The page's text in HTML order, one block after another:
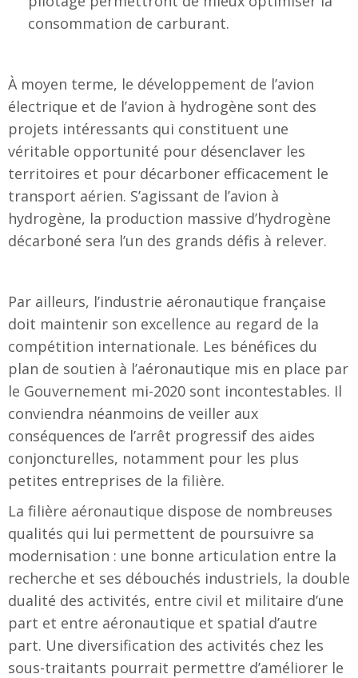
consommation de carburant.
À moyen terme, le développement de l’avion
électrique et de l’avion à hydrogène sont des
projets intéressants qui constituent une
véritable opportunité pour désenclaver les
territoires et pour décarboner efficacement le
transport aérien. S’agissant de l’avion à
hydrogène, la production massive d’hydrogène
décarboné sera l’un des grands défis à relever.
Par ailleurs, l’industrie aéronautique française
doit maintenir son excellence au regard de la
compétition internationale. Les bénéfices du
plan de soutien à l’aéronautique mis en place par
le Gouvernement mi-2020 sont incontestables. Il
conviendra néanmoins de veiller aux
conséquences de l’arrêt progressif des aides
conjoncturelles, notamment pour les plus
petites entreprises de la filière.
La filière aéronautique dispose de nombreuses
qualités qui lui permettent de poursuivre sa
modernisation : une bonne articulation entre la
recherche et ses débouchés industriels, la double
dualité des activités, entre civil et militaire d’une
part et entre aéronautique et spatial d’autre
part. Une diversification des activités chez les
sous-traitants pourrait permettre d’améliorer le